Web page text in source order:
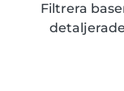
Filtrera